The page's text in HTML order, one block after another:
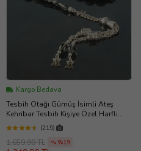
Kargo Bedava
Tesbih Otağı Gümüş İsimli Ateş
Kehribar Tesbih Kişiye Özel Harfli
Ahşap Kutulu Sertifikalı Tespih
(Siyah)
(215)
1.659,90 TL %19